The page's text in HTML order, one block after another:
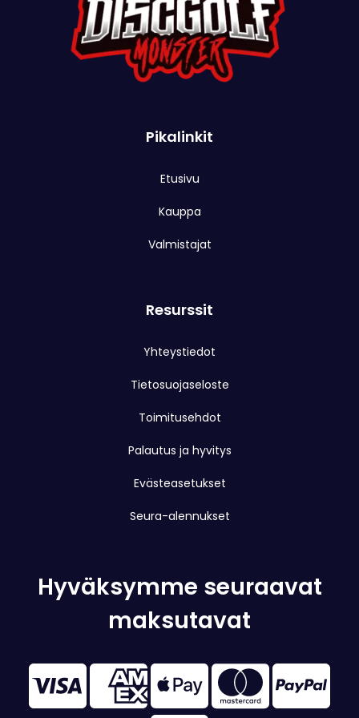
Pikalinkit
Etusivu
Kauppa
Valmistajat
Resurssit
Yhteystiedot
Tietosuojaseloste
Toimitusehdot
Palautus ja hyvitys
Evästeasetukset
Seura-alennukset
Hyväksymme seuraavat
maksutavat